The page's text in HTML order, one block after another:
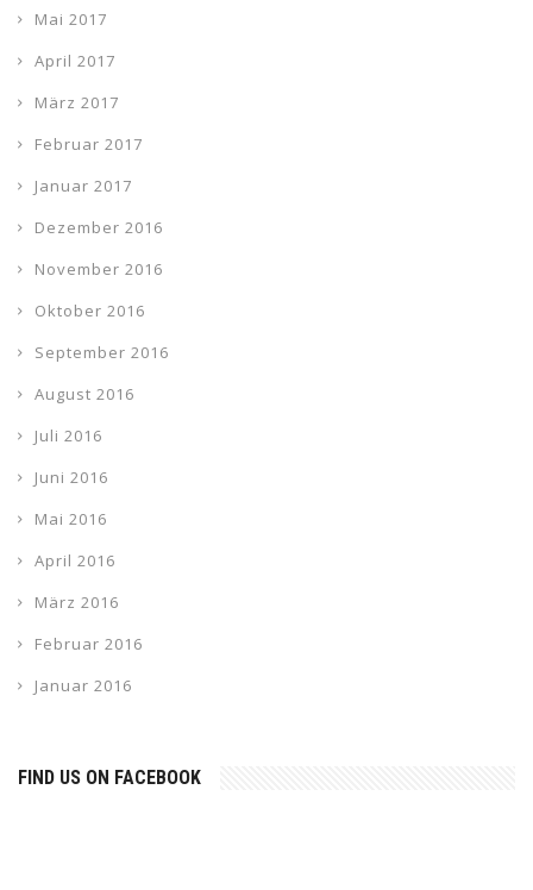
Mai 2017
April 2017
März 2017
Februar 2017
Januar 2017
Dezember 2016
November 2016
Oktober 2016
September 2016
August 2016
Juli 2016
Juni 2016
Mai 2016
April 2016
März 2016
Februar 2016
Januar 2016
FIND US ON FACEBOOK